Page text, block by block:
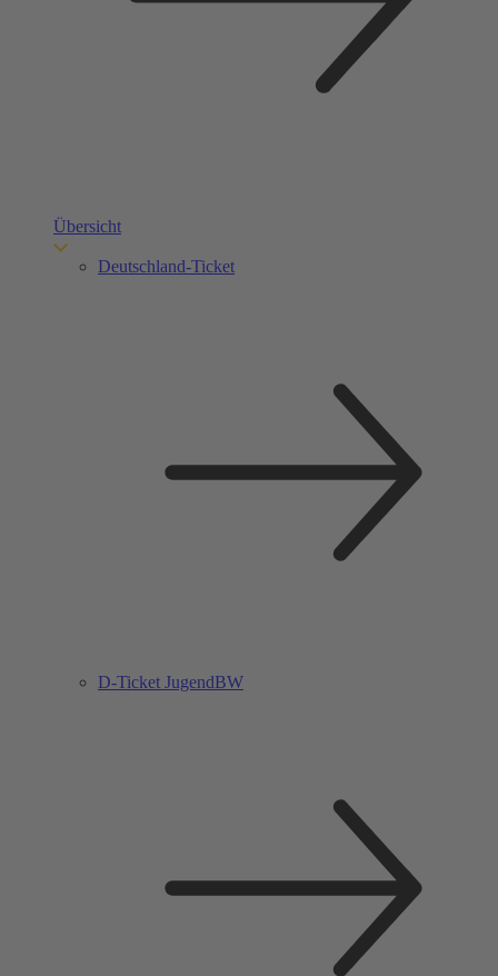
Übersicht
Deutschland-Ticket
D-Ticket JugendBW